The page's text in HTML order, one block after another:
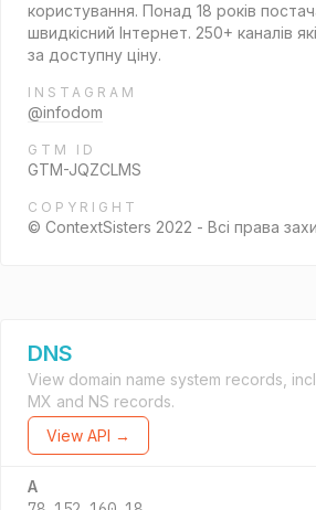
користування. Понад 18 років
швидкісний Інтернет. 250+ каналів
за доступну ціну.
INSTAGRAM
@infodom
GTM ID
GTM-JQZCLMS
COPYRIGHT
© ContextSisters 2022 - Всі права
DNS
View domain name system records,
MX and NS records.
View API →
A